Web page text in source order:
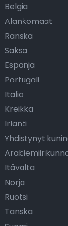
Belgia
Alankomaat
Ranska
Saksa
Espanja
Portugali
Italia
Kreikka
Irlanti
Yhdistynyt
Itävalta
Norja
Ruotsi
Tanska